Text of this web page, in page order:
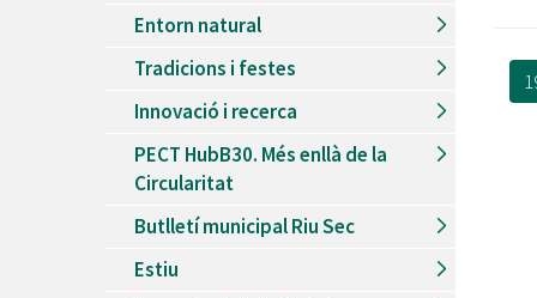
Entorn natural
Tradicions i festes
Innovació i recerca
PECT HubB30. Més enllà de la
Circularitat
Butlletí municipal Riu Sec
Estiu